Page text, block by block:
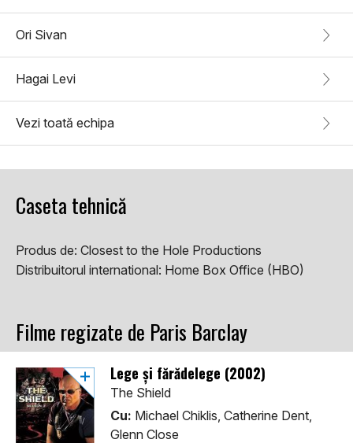
Ori Sivan
Hagai Levi
Vezi toată echipa
Caseta tehnică
Produs de: Closest to the Hole Productions
Distribuitorul international: Home Box Office (HBO)
Filme regizate de Paris Barclay
Lege și fărădelege (2002)
The Shield
Cu: Michael Chiklis, Catherine Dent,
Glenn Close